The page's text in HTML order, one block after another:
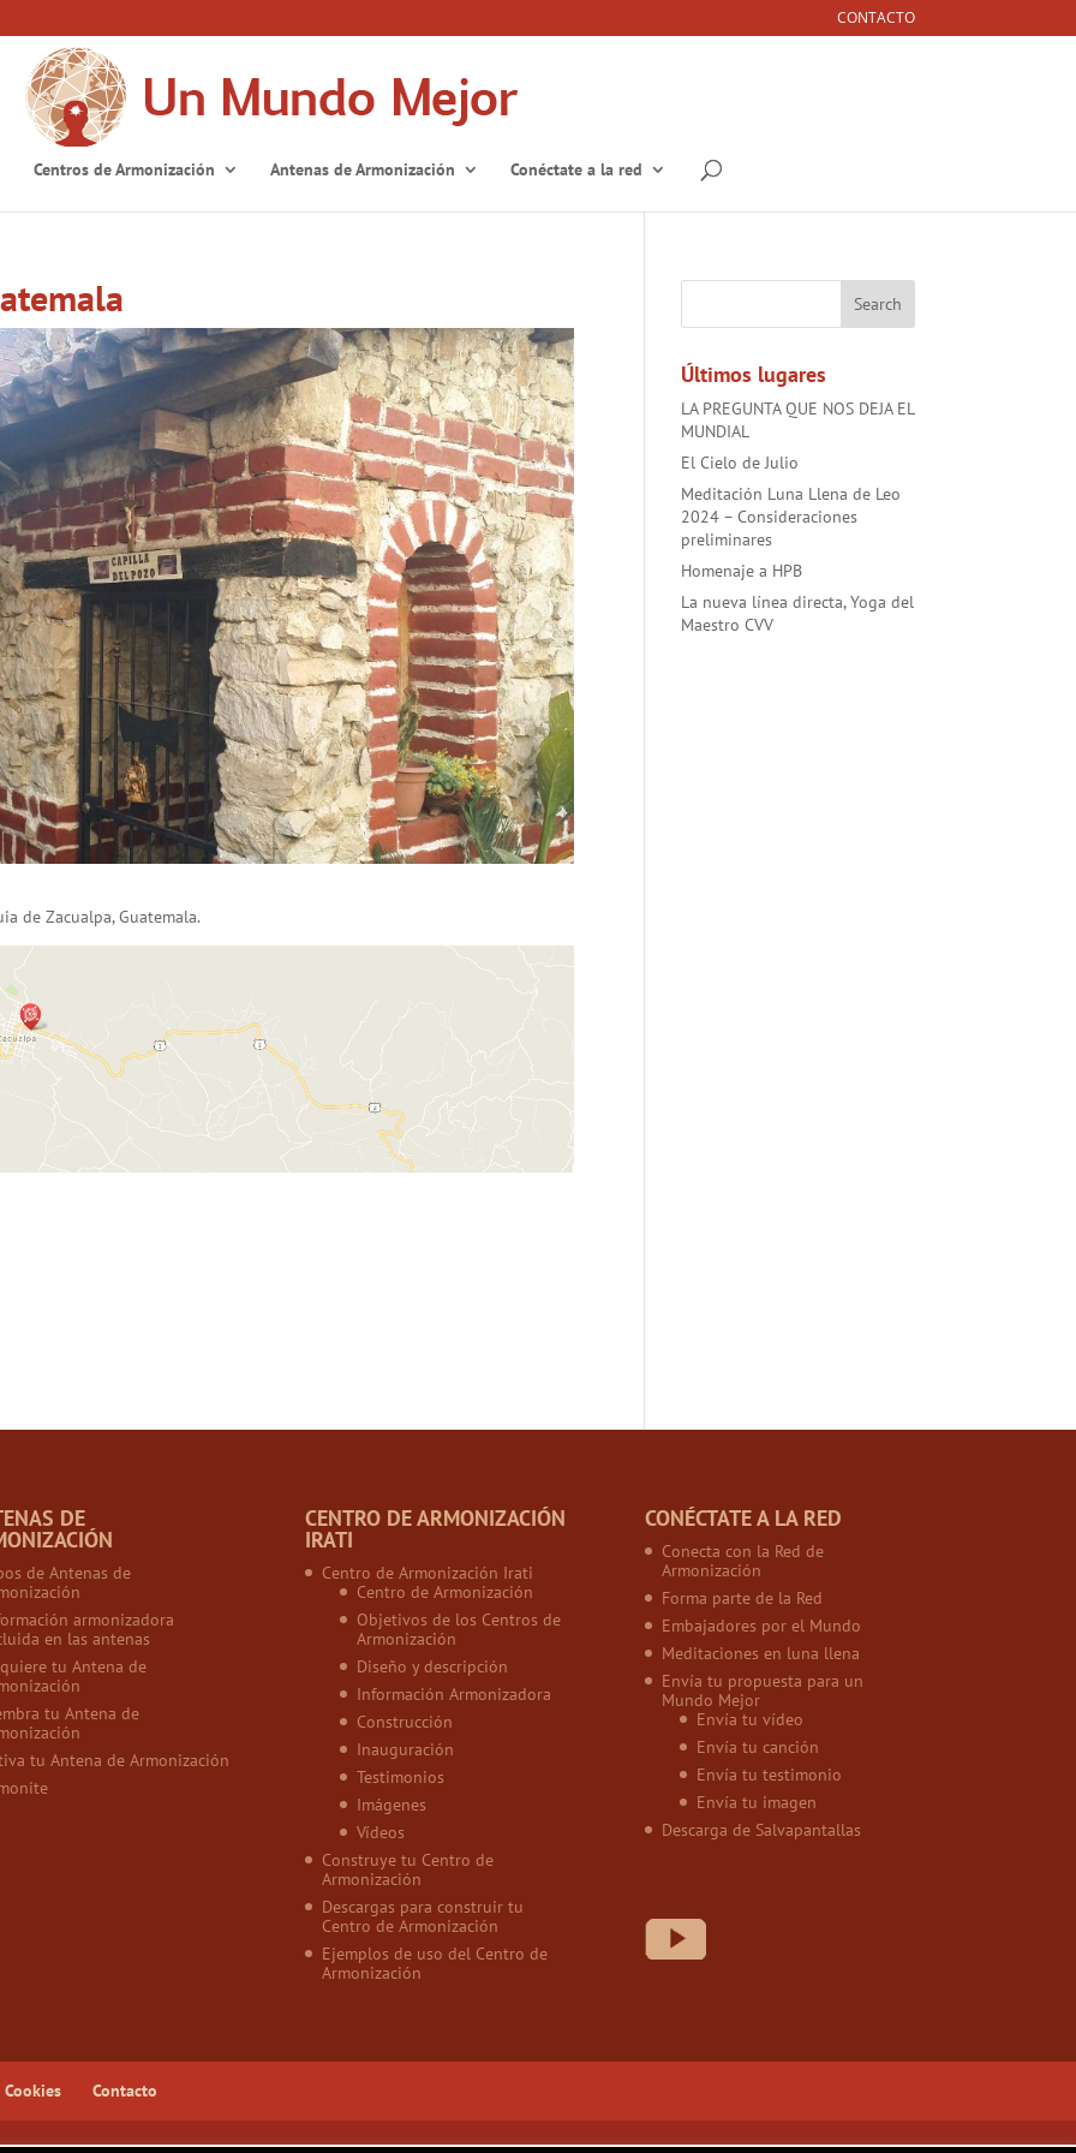
CONTACTO
Centros de Armonización Antenas de Armonización Conéctate a la red
de Zacualpa, Guatemala.
Últimos lugares
LA PREGUNTA QUE NOS DEJA EL
MUNDIAL
El Cielo de Julio
Meditación Luna Llena de Leo
2024 – Consideraciones
preliminares
Homenaje a HPB
La nueva línea directa, Yoga del
Maestro CVV
DE
de Antenas de
armonizadora
en las antenas
tu Antena de
tu Antena de
tu Antena de Armonización
CENTRO DE ARMONIZACIÓN
IRATI
Centro de Armonización Irati
Centro de Armonización
Objetivos de los Centros de
Armonización
Diseño y descripción
Información Armonizadora
Construcción
Inauguración
Testimonios
Imágenes
Vídeos
Construye tu Centro de
Armonización
Descargas para construir tu
Centro de Armonización
Ejemplos de uso del Centro de
Armonización
CONÉCTATE A LA RED
Conecta con la Red de
Armonización
Forma parte de la Red
Embajadores por el Mundo
Meditaciones en luna llena
Envía tu propuesta para un
Mundo Mejor
Envía tu vídeo
Envía tu canción
Envía tu testimonio
Envía tu imagen
Descarga de Salvapantallas
Contacto